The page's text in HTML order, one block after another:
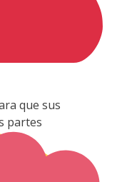
que sus
partes